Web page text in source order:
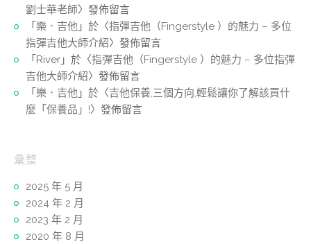
劉士華老師〉發佈留言
「 樂．吉他 」於〈指彈吉他（Fingerstyle ）的魅力 – 多位
指彈吉他大師介紹〉發佈留言
「 River 」於〈指彈吉他（Fingerstyle ）的魅力 – 多位指彈
吉他大師介紹〉發佈留言
「 樂．吉他 」於〈吉他保養,三個方向,輕鬆讓你了解該買什
麼「保養品」!〉發佈留言
彙整
2025 年 5 月
2024 年 2 月
2023 年 2 月
2020 年 8 月